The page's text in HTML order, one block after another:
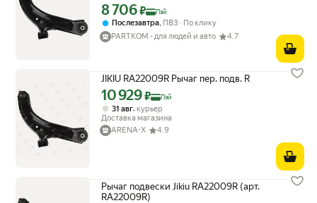
Цена с картой Яндекс Пэй 8706 ₽ вместо
8 706₽ Пэй
Послезавтра ПВЗ
По клику
PARTKOM - для людей и авто
4.7
JIKIU RA22009R Рычаг пер. подв. R
Цена с картой Яндекс Пэй 10929 ₽ вместо
10 929₽ Пэй
31 авг, курьер
Доставка магазина
ARENA-X
4.9
Рычаг подвески Jikiu RA22009R (арт.
RA22009R)